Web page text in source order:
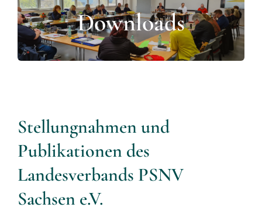
News
Bildungsangebote
Downloads
Downloads
Stellungnahmen und
Publikationen des
Landesverbands PSNV
Sachsen e.V.